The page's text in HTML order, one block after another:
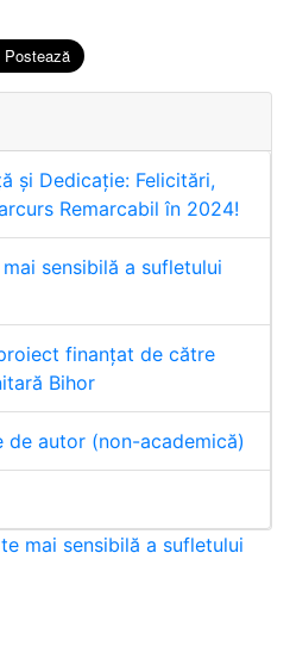
și Dedicație: Felicitări,
Remarcabil în 2024!
sensibilă a sufletului
finanţat de către
Bihor
de autor (non-academică)
mai sensibilă a sufletului